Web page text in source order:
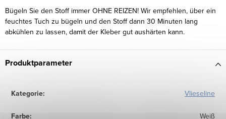
Bügeln Sie den Stoff immer OHNE REIZEN! Wir empfehlen, über ein
feuchtes Tuch zu bügeln und den Stoff dann 30 Minuten lang
abkühlen zu lassen, damit der Kleber gut aushärten kann.
Produktparameter
Kategorie: Vlieseline
Farbe: Weiß